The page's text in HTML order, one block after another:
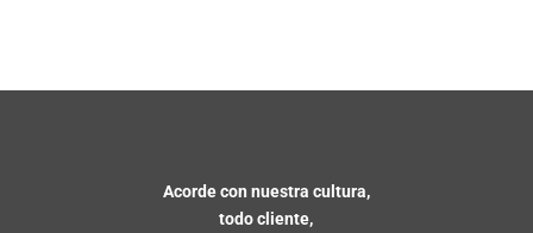
Acorde con nuestra cultura,
todo cliente,